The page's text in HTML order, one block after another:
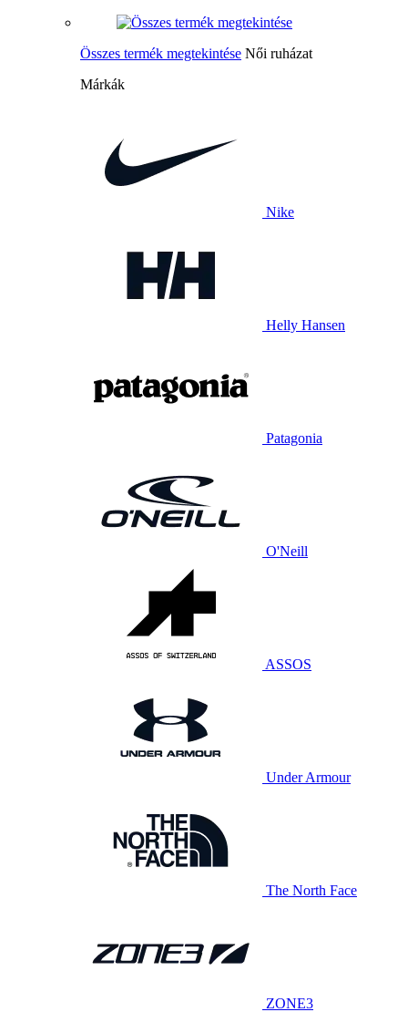
Összes termék megtekintése Női ruházat
Márkák
Nike
Helly Hansen
Patagonia
O'Neill
ASSOS
Under Armour
The North Face
ZONE3